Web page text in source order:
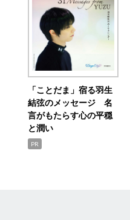
「ことだま」宿る羽生
結弦のメッセージ 名
言がもたらす心の平穏
と潤い
PR